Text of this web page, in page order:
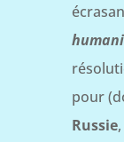
pour
Russie